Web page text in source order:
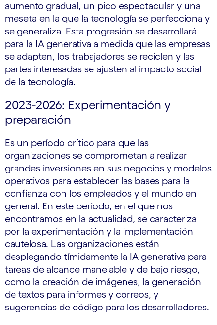
aumento gradual, un pico espectacular y una
meseta en la que la tecnología se perfecciona y
se generaliza. Esta progresión se desarrollará
para la IA generativa a medida que las empresas
se adapten, los trabajadores se reciclen y las
partes interesadas se ajusten al impacto social
de la tecnología.
2023-2026: Experimentación y
preparación
Es un período crítico para que las
organizaciones se comprometan a realizar
grandes inversiones en sus negocios y modelos
operativos para establecer las bases para la
confianza con los empleados y el mundo en
general. En este periodo, en el que nos
encontramos en la actualidad, se caracteriza
por la experimentación y la implementación
cautelosa. Las organizaciones están
desplegando tímidamente la IA generativa para
tareas de alcance manejable y de bajo riesgo,
como la creación de imágenes, la generación
de textos para informes y correos, y
sugerencias de código para los desarrolladores.